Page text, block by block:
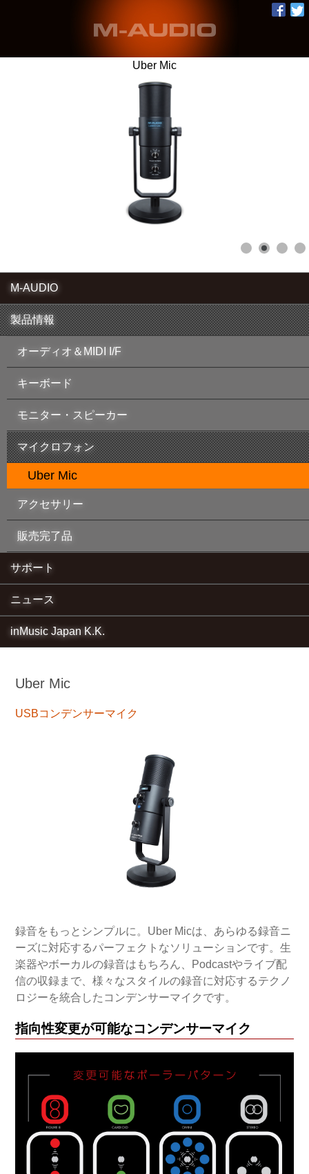
Uber Mic
M-AUDIO
製品情報
オーディオ＆MIDI I/F
キーボード
モニター・スピーカー
マイクロフォン
Uber Mic
アクセサリー
販売完了品
サポート
ニュース
inMusic Japan K.K.
Uber Mic
USBコンデンサーマイク
録音をもっとシンプルに。Uber Micは、あらゆる録音ニ
ーズに対応するパーフェクトなソリューションです。生
楽器やボーカルの録音はもちろん、Podcastやライブ配
信の収録まで、様々なスタイルの録音に対応するテクノ
ロジーを統合したコンデンサーマイクです。
指向性変更が可能なコンデンサーマイク